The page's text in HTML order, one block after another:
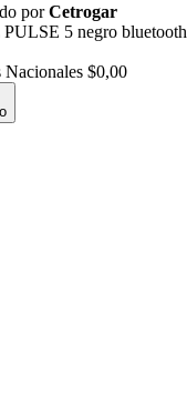
porCetrogar
5 negro bluetooth
Nacionales $0,00